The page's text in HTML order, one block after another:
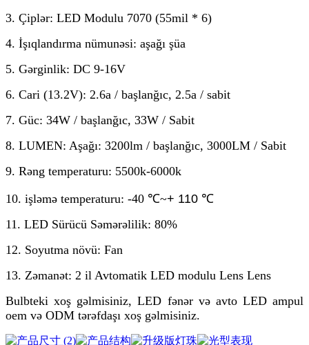
3. Çiplər: LED Modulu 7070 (55mil * 6)
4. İşıqlandırma nümunəsi: aşağı şüa
5. Gərginlik: DC 9-16V
6. Cari (13.2V): 2.6a / başlanğıc, 2.5a / sabit
7. Güc: 34W / başlanğıc, 33W / Sabit
8. LUMEN: Aşağı: 3200lm / başlanğıc, 3000LM / Sabit
9. Rəng temperaturu: 5500k-6000k
10. işləmə temperaturu: -40 ℃~+ 110 ℃
11. LED Sürücü Səmərəlilik: 80%
12. Soyutma növü: Fan
13. Zəmanət: 2 il Avtomatik LED modulu Lens Lens
Bulbteki xoş gəlmisiniz, LED fənər və avto LED ampul
oem və ODM tərəfdaşı xoş gəlmisiniz.